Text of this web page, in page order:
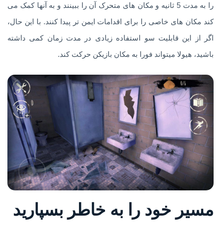
را به مدت 5 ثانیه و مکان های متحرک آن را ببینند و به آنها کمک می
کند مکان های خاصی را برای اقدامات ایمن تر پیدا کنند. با این حال،
اگر از این قابلیت سو استفاده زیادی در مدت زمان کمی داشته
باشید، هیولا میتواند فورا به مکان بازیکن حرکت کند.
مسیر خود را به خاطر بسپارید